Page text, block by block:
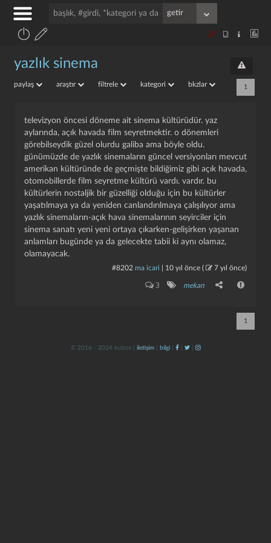
yazlık sinema
paylaş araştır filtrele kategori bkzlar 1
televizyon öncesi döneme ait sinema kültürüdür. yaz
aylarında, açık havada film seyretmektir. o dönemleri
görebilseydik güzel olurdu galiba ama böyle oldu.
günümüzde de yazlık sinemaların güncel versiyonları mevcut
amerikan kültüründe de geçmişte bildiğimiz gibi açık havada,
otomobillerde film seyretme kültürü vardı. vardır. bu
kültürlerin nostaljik bir güzelliği olduğu için bu kültürler
yaşatılmaya ya da yeniden canlandırılmaya çalışılıyor ama
yazlık sinemaların-açık hava sinemalarının seyirciler için
sinema sanatı yeni yeni ortaya çıkarken-gelişirken yaşanan
anlamları bugünde ya da gelecekte tabii ki aynı olamaz,
olamayacak.
#8202 ma icari 10 yıl önce ( 7 yıl önce)
3 mekan
1
© 2016 - 2024 kulzos | iletişim| bilgi| | |